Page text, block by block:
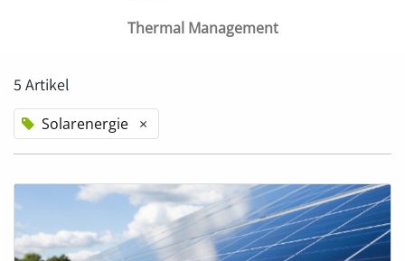
Thermal Management
5 Artikel
Solarenergie ×